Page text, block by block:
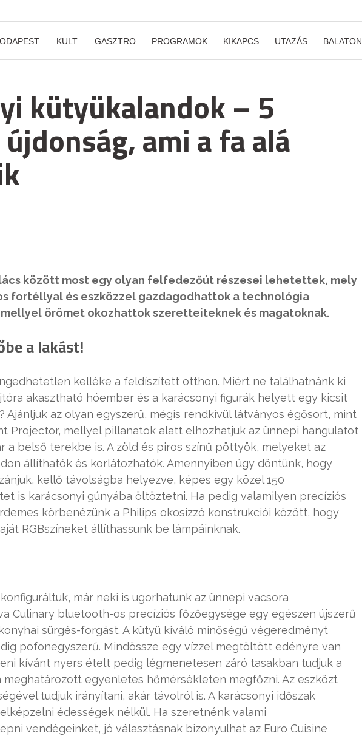
KULT GASZTRO PROGRAMOK KIKAPCS UTAZÁS BALATON
kütyükalandok – 5
ami a fa alá
között most egy olyan felfedezőút részesei lehetettek, mely
fortéllyal és eszközzel gazdagodhattok a technológia
örömet okozhattok szeretteiteknek és magatoknak.
a lakást!
kelléke a feldíszített otthon. Miért ne találhatnánk ki
akasztható hóember és a karácsonyi figurák helyett egy kicsit
Ajánljuk az olyan egyszerű, mégis rendkívül látványos égősort, mint
Projector, mellyel pillanatok alatt elhozhatjuk az ünnepi hangulatot
a belső terekbe is. A zöld és piros színű pöttyök, melyeket az
állíthatók és korlátozhatók. Amennyiben úgy döntünk, hogy
kellő távolságba helyezve, képes egy közel 150
is karácsonyi gúnyába öltöztetni. Ha pedig valamilyen precíziós
körbenézünk a Philips okosizzó konstrukciói között, hogy
RGBszíneket állíthassunk be lámpáinknak.
már neki is ugorhatunk az ünnepi vacsora
Culinary bluetooth-os precíziós főzőegysége egy egészen újszerű
sürgés-forgást. A kütyü kiváló minőségű végeredményt
pofonegyszerű. Mindössze egy vízzel megtöltött edényre van
kívánt nyers ételt pedig légmenetesen záró tasakban tudjuk a
egyenletes hőmérsékleten megfőzni. Az eszközt
tudjuk irányítani, akár távolról is. A karácsonyi időszak
édességek nélkül. Ha szeretnénk valami
vendégeinket, jó választásnak bizonyulhat az Euro Cuisine